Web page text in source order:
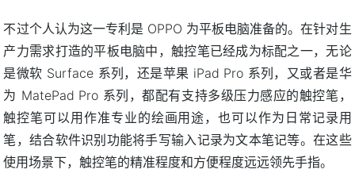
不过个人认为这一专利是 OPPO 为平板电脑准备的。在针对生
产力需求打造的平板电脑中，触控笔已经成为标配之一，无论
是微软 Surface 系列，还是苹果 iPad Pro 系列，又或者是华
为 MatePad Pro 系列，都配有支持多级压力感应的触控笔，
触控笔可以用作准专业的绘画用途，也可以作为日常记录用
笔，结合软件识别功能将手写输入记录为文本笔记等。在这些
使用场景下，触控笔的精准程度和方便程度远远领先手指。